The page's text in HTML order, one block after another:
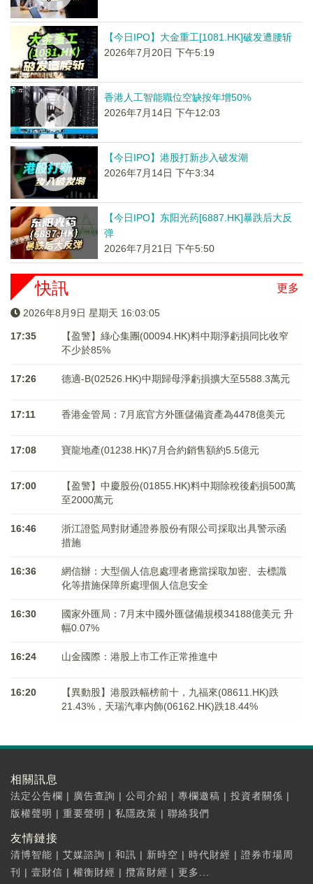
【今日IPO】大金重工[1081.HK]破发遭腰斩
2026年7月20日 下午5:19
香港人工智能職位空缺按年增50%
2026年7月14日 下午12:03
【今日IPO】港股打新步入破发潮
2026年7月14日 下午3:34
【今日IPO】东阳光药[6887.HK]暴跌后大反
弹
2026年7月21日 下午5:50
更多
快訊
2026年8月9日 星期天 16:03:05
17:35
【盈警】綠心集團(00094.HK)料中期淨虧損同比收窄
不少於85%
17:26 德適-B(02526.HK)中期歸母淨虧損擴大至5588.3萬元
17:11 香港金管局：7月底官方外匯儲備資產為4478億美元
17:08 寶龍地產(01238.HK)7月合約銷售額約5.5億元
17:00
【盈警】中慶股份(01855.HK)料中期除稅後虧損500萬
至2000萬元
16:46
浙江證監局對財通證券股份有限公司採取出具警示函
措施
16:36
網信辦：大型個人信息處理者應當採取加密、去標識
化等措施保障所處理個人信息安全
16:30
國家外匯局：7月末中國外匯儲備規模34188億美元 升
幅0.07%
16:24 山金國際：港股上市工作正常推進中
16:20
【異動股】港股跌幅榜前十，九福來(08611.HK)跌
21.43%，天瑞汽車内飾(06162.HK)跌18.44%
相關訊息
法定公告欄 | 廣告查詢 | 公司介紹 | 專欄邀稿 | 投資者關係 |
版權聲明 | 重要聲明 | 私隱政策 | 聯絡我們
友情鏈接
清博智能 | 艾媒諮詢 | 和訊 | 新時空 | 時代財經 | 證券市場周
刊
| 壹財信 | 權衡財經 | 攬富財經 | 更多...